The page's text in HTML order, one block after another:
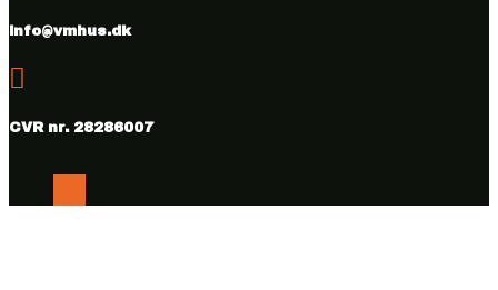
info@vmhus.dk

CVR nr. 28286007